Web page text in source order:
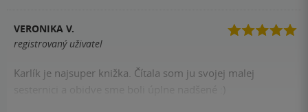
VERONIKA V.
registrovaný uživatel
Karlík je najsuper knižka. Čítala som ju svojej malej